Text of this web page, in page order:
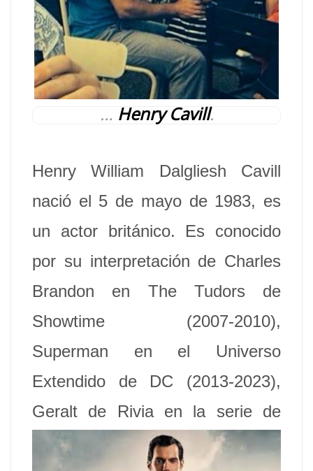
… Henry Cavill.
Henry William Dalgliesh Cavill
nació el 5 de mayo de 1983, es
un actor británico. Es conocido
por su interpretación de Charles
Brandon en The Tudors de
Showtime (2007-2010),
Superman en el Universo
Extendido de DC (2013-2023),
Geralt de Rivia en la serie de